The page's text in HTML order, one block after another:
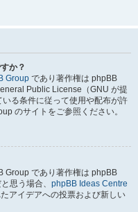
か？
Group であり著作権は phpBB
Public License（GNU が提
る条件に従って使用や配布が許
のサイトをご参照ください。
Group であり著作権は phpBB
思う場合、 phpBB Ideas Centre
アイデアへの投票および新しい